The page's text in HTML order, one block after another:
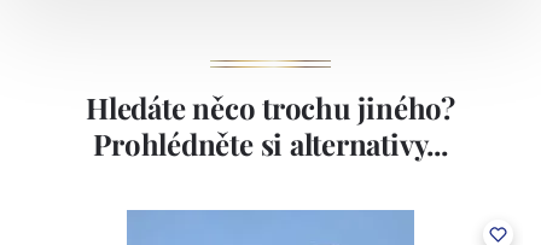
Hledáte něco trochu jiného?
Prohlédněte si alternativy...